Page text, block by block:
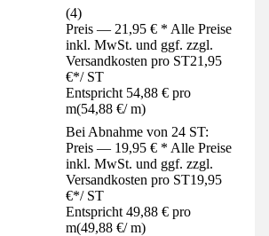
(4)
Preis — 21,95 € * Alle Preise
inkl. MwSt. und ggf. zzgl.
Versandkosten pro ST21,95
€*/ ST
Entspricht 54,88 € pro
m(54,88 €/ m)
Bei Abnahme von 24 ST:
Preis — 19,95 € * Alle Preise
inkl. MwSt. und ggf. zzgl.
Versandkosten pro ST19,95
€*/ ST
Entspricht 49,88 € pro
m(49,88 €/ m)